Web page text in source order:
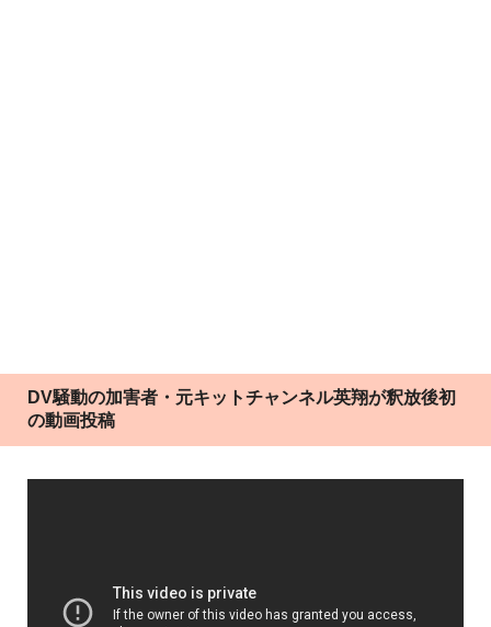
DV騒動の加害者・元キットチャンネル英翔が釈放後初
の動画投稿